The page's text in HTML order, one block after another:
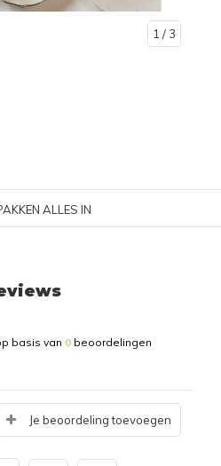
1 / 3
ALLES IN
basis van 0 beoordelingen
Je beoordeling toevoegen